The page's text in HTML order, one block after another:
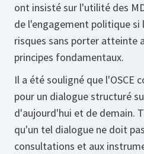
ont insisté sur l'utilité des
de l'engagement politique si
risques sans porter atteinte
principes fondamentaux.
Il a été souligné que l'OSCE
pour un dialogue structuré
d'aujourd'hui et de demain.
qu'un tel dialogue ne doit
consultations et aux